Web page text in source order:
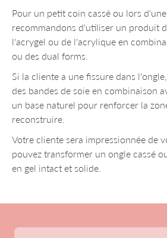
Pour un petit coin cassé ou lors
recommandons d'utiliser un produit
l'acrygel ou de l'acrylique en
ou des dual forms.
Si la cliente a une fissure dans
des bandes de soie en combinaison
un base naturel pour renforcer la
reconstruire.
Votre cliente sera impressionnée de
pouvez transformer un ongle cassé
en gel intact et solide.